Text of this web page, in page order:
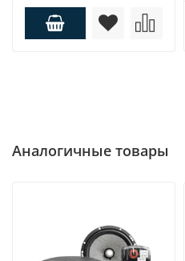
Аналогичные товары